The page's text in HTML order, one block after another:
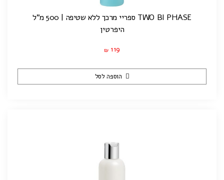
TWO BI PHASE ספריי מרכך ללא שטיפה | 500 מ"ל
היפרטין
₪ 119
הוספה לסל